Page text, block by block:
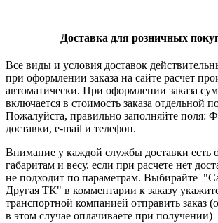
Доставка для розничных
Все виды и условия доставок
при оформлении заказа на сайте расчет
автоматически. При оформлении заказа
включается в стоимость заказа отдельной
Пожалуйста, правильно заполняйте поля:
доставки, e-mail и телефон.
Внимание у каждой службы доставки есть
габаритам и весу. если при расчете нет
не подходит по параметрам. Выбирайте
Другая ТК" в комментарии к заказу
транспортной компанией отправить заказ
в этом случае оплачиваете при получении)